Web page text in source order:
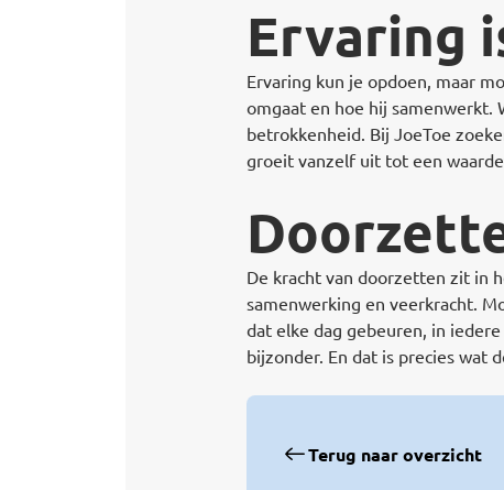
Ervaring
Ervaring kun je opdoen, maar
omgaat en hoe hij samenwerkt.
betrokkenheid. Bij JoeToe
groeit vanzelf uit tot een
De kracht van doorzetten zit in
samenwerking en veerkracht.
dat elke dag gebeuren, in
bijzonder. En dat is precies wat
Terug naar overzicht